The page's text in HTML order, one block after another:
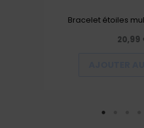
Bracelet étoiles
20,99